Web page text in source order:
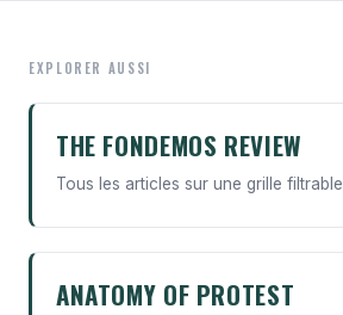
EXPLORER AUSSI
THE FONDEMOS REVIEW
Tous les articles sur une grille filtrable
ANATOMY OF PROTEST